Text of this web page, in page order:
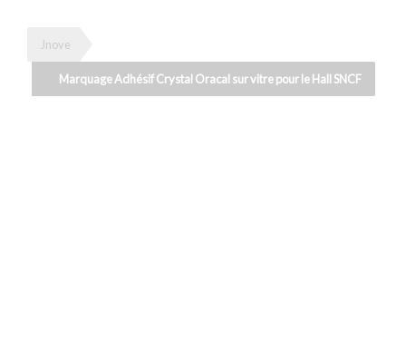
Jnove
Marquage Adhésif Crystal Oracal sur vitre pour le Hall SNCF